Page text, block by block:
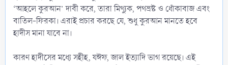
‘আহলে কুরআন’ দাবী করে, তারা মিথ্যুক, পথভ্রষ্ট ও ধোঁকাবাজ এবং
বাতিল-ফিরকা। এরাই প্রচার করছে যে, শুধু কুরআন মানতে হবে
হাদীস মানা যাবে না।
কারণ হাদীসের মধ্যে সহীহ, যঈফ, জাল ইত্যাদি ভাগ রয়েছে। এই